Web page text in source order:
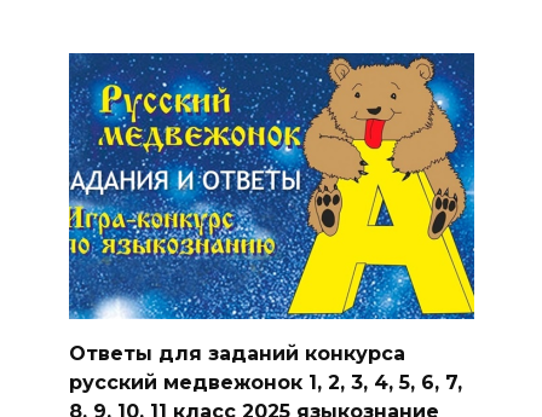
Ответы для заданий конкурса
русский медвежонок 1, 2, 3, 4, 5, 6, 7,
8, 9, 10, 11 класс 2025 языкознание